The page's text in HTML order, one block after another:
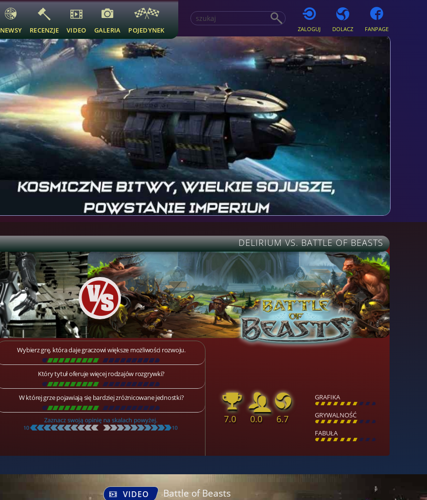
NEWSY RECENZJE VIDEO GALERIA POJEDYNEK ZALOGUJ DOLACZ FANPAGE
DELIRIUM VS. BATTLE OF BEASTS
Wybierz grę, która daje graczowi większe możliwości rozwoju.
[\\\\\\\\\ \\\\\\\\\]
Który tytuł oferuje więcej rodzajów rozgrywki?
[\\\\\\\\\ \\\\\\\\\]
W której grze pojawiają się bardziej zróżnicowane jednostki?
[\\\\\\\\\ \\\\\\\\\]
GRAFIKA
[ \ \ \ \ \ \ \ \ ]
GRYWALNOŚĆ
[ \ \ \ \ \ \ \ \ ]
FABUŁA
[ \ \ \ \ \ \ \ \ ]
7.0 0.0 6.7
VIDEO Battle of Beasts